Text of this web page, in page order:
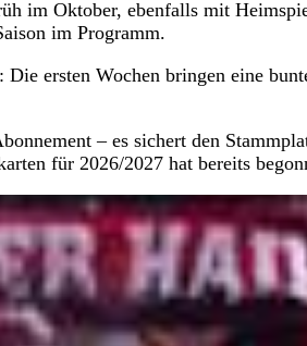
im Oktober, ebenfalls mit
im Programm.
ersten Wochen bringen eine
– es sichert den
für 2026/2027 hat bereits